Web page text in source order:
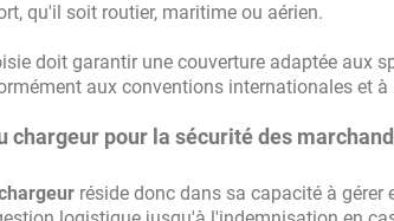
qu'il soit routier, maritime ou aérien.
doit garantir une couverture adaptée aux
aux conventions internationales et
chargeur pour la sécurité des
réside donc dans sa capacité à